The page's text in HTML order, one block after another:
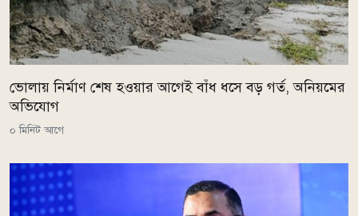
ভোলায় নির্মাণ শেষ হওয়ার আগেই বাঁধ ধসে বড় গর্ত, অনিয়মের
অভিযোগ
০ মিনিট আগে